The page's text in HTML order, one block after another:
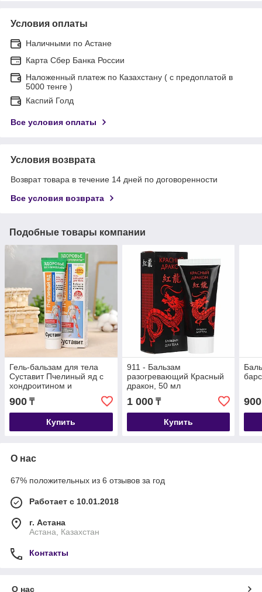
Условия оплаты
Наличными по Астане
Карта Сбер Банка России
Наложенный платеж по Казахстану ( с предоплатой в
5000 тенге )
Каспий Голд
Все условия оплаты
Условия возврата
Возврат товара в течение 14 дней по договоренности
Все условия возврата
Подобные товары компании
Гель-бальзам для тела
Суставит Пчелиный яд с
хондроитином и
глюкозамином, 125 мл
900 ₸
Купить
911 - Бальзам
разогревающий Красный
дракон, 50 мл
1 000₸
Купить
900
О нас
67% положительных из 6 отзывов за год
Работает с 10.01.2018
г. Астана
Астана, Казахстан
Контакты
О нас